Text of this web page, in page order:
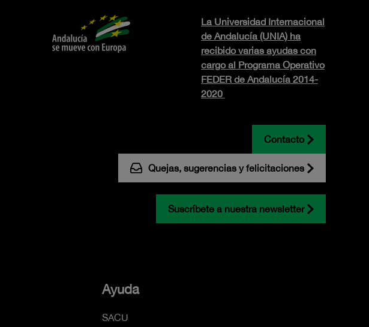
La Universidad Internacional
de Andalucía (UNIA) ha
recibido varias ayudas con
cargo al Programa Operativo
FEDER de Andalucía 2014-
2020
Contacto
Quejas, sugerencias y felicitaciones
Suscríbete a nuestra newsletter
Ayuda
SACU